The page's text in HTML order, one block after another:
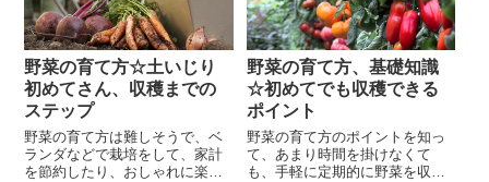
とんどです。しかしながら、脂
肪分解作用...
の？」と、思われるかもしれま
せん。確かに、きゅうりの約
90％～95％は、水分で出来てい
る為、「栄...
野菜の育て方☆土いじり
初めてさん、収穫までの
ステップ
野菜の育て方は難しそうで、ベ
ランダなどで栽培をして、家計
を節約したり、おしゃれに楽し
野菜の育て方、基礎知識
☆初めてでも収穫できる
ポイント
野菜の育て方のポイントを知っ
て、あまり時間を掛けなくて
も、手軽に定期的に野菜を収穫